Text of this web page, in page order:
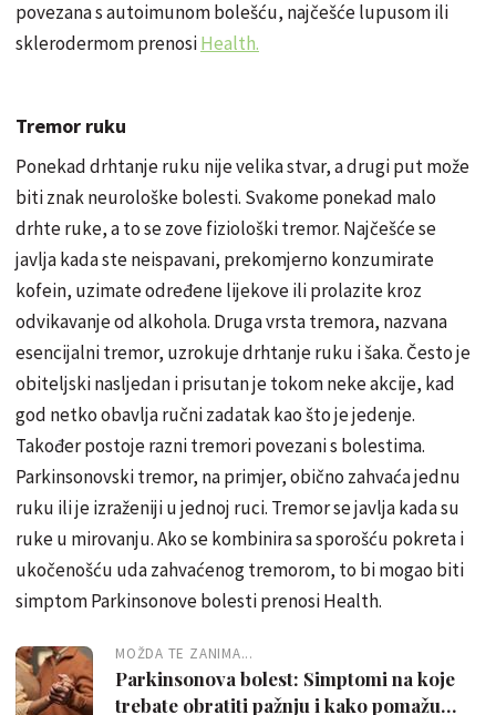
povezana s autoimunom bolešću, najčešće lupusom ili
sklerodermom prenosiHealth.
Tremor ruku
Ponekad drhtanje ruku nije velika stvar, a drugi put može
biti znak neurološke bolesti. Svakome ponekad malo
drhte ruke, a to se zove fiziološki tremor. Najčešće se
javlja kada ste neispavani, prekomjerno konzumirate
kofein, uzimate određene lijekove ili prolazite kroz
odvikavanje od alkohola. Druga vrsta tremora, nazvana
esencijalni tremor, uzrokuje drhtanje ruku i šaka. Često je
obiteljski nasljedan i prisutan je tokom neke akcije, kad
god netko obavlja ručni zadatak kao što je jedenje.
Također postoje razni tremori povezani s bolestima.
Parkinsonovski tremor, na primjer, obično zahvaća jednu
ruku ili je izraženiji u jednoj ruci. Tremor se javlja kada su
ruke u mirovanju. Ako se kombinira sa sporošću pokreta i
ukočenošću uda zahvaćenog tremorom, to bi mogao biti
simptom Parkinsonove bolesti prenosi Health.
MOŽDA TE ZANIMA...
Parkinsonova bolest: Simptomi na koje
trebate obratiti pažnju i kako pomažu